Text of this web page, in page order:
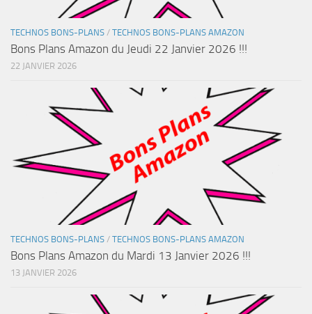
TECHNOS BONS-PLANS / TECHNOS BONS-PLANS AMAZON
Bons Plans Amazon du Jeudi 22 Janvier 2026 !!!
22 JANVIER 2026
TECHNOS BONS-PLANS / TECHNOS BONS-PLANS AMAZON
Bons Plans Amazon du Mardi 13 Janvier 2026 !!!
13 JANVIER 2026